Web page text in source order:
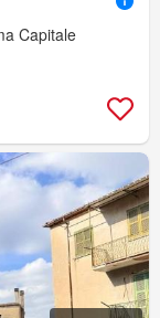
Capitale